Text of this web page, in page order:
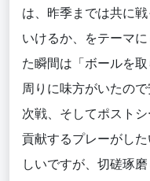
は、昨季までは共に
いけるか、をテーマ
た瞬間は「ボールを
周りに味方がいたの
次戦、そしてポスト
貢献するプレーがし
しいですが、切磋琢